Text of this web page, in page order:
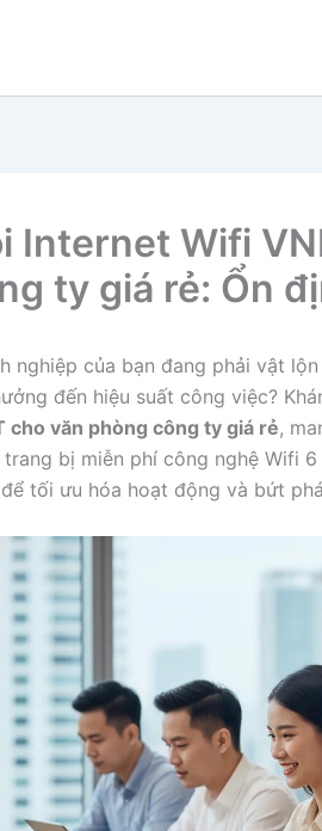
Internet Wifi
ty giá rẻ: Ổn
nghiệp của bạn đang phải vật
đến hiệu suất công việc?
cho văn phòng công ty giá rẻ,
bị miễn phí công nghệ Wifi
tối ưu hóa hoạt động và bứt